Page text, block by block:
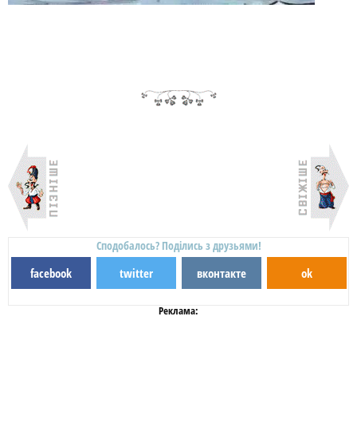
Сподобалось? Поділись з друзьями!
facebook twitter вконтакте ok
Реклама: